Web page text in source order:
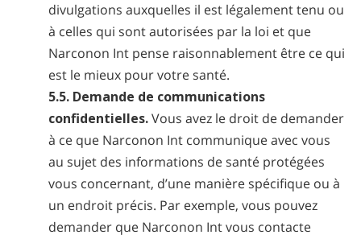
divulgations auxquelles il est légalement tenu ou
à celles qui sont autorisées par la loi et que
Narconon Int pense raisonnablement être ce qui
est le mieux pour votre santé.
5.5. Demande de communications
confidentielles.Vous avez le droit de demander
à ce que Narconon Int communique avec vous
au sujet des informations de santé protégées
vous concernant, d’une manière spécifique ou à
un endroit précis. Par exemple, vous pouvez
demander que Narconon Int vous contacte